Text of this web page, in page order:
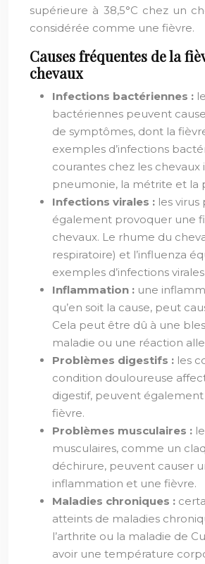
supérieure à 38,5°C chez un
considérée comme une fièvre.
Causes fréquentes de la
chevaux
Infections bactériennes :
bactériennes peuvent
de symptômes, dont la
exemples d’infections
courantes chez les chevaux
pneumonie, la métrite et la
Infections virales : les
également provoquer une
chevaux. Le rhume du
respiratoire) et l’influenza
exemples d’infections
Inflammation : une
qu’en soit la cause, peut
Cela peut être dû à une
maladie ou une réaction
Problèmes digestifs : les
condition douloureuse
digestif, peuvent
fièvre.
Problèmes musculaires :
musculaires, comme un
déchirure, peuvent causer
inflammation et une fièvre.
Maladies chroniques :
atteints de maladies
l’arthrite ou la maladie de
avoir une température